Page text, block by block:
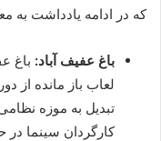
که در ادامه یادداشت به
باغ عفیف آباد: باغ
لعاب باز مانده از
تبدیل به موزه
کارگردان سینما